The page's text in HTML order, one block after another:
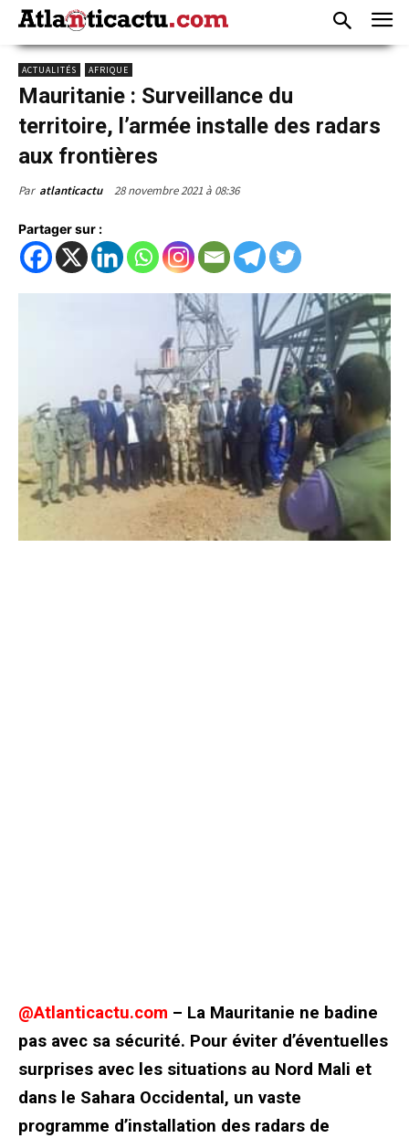
ACTUALITÉS AFRIQUE
Mauritanie : Surveillance du
territoire, l’armée installe des radars
aux frontières
Par atlanticactu 28 novembre 2021 à 08:36
Partager sur :
@Atlanticactu.com – La Mauritanie ne badine
pas avec sa sécurité. Pour éviter d’éventuelles
surprises avec les situations au Nord Mali et
dans le Sahara Occidental, un vaste
programme d’installation des radars de